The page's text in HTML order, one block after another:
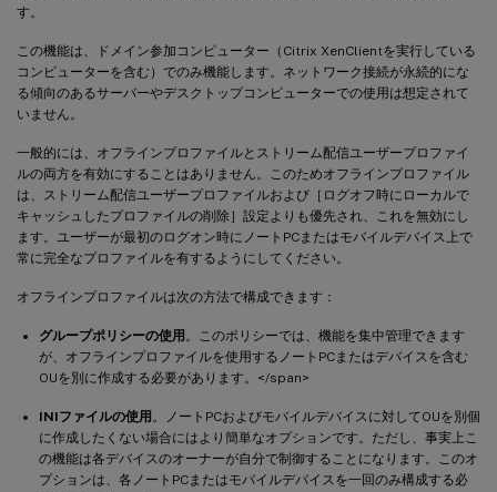
す。
この機能は、ドメイン参加コンピューター（Citrix XenClientを実行している
コンピューターを含む）でのみ機能します。ネットワーク接続が永続的にな
る傾向のあるサーバーやデスクトップコンピューターでの使用は想定されて
いません。
一般的には、オフラインプロファイルとストリーム配信ユーザープロファイ
ルの両方を有効にすることはありません。このためオフラインプロファイル
は、ストリーム配信ユーザープロファイルおよび［ログオフ時にローカルで
キャッシュしたプロファイルの削除］設定よりも優先され、これを無効にし
ます。ユーザーが最初のログオン時にノートPCまたはモバイルデバイス上で
常に完全なプロファイルを有するようにしてください。
オフラインプロファイルは次の方法で構成できます：
グループポリシーの使用 。このポリシーでは、機能を集中管理できます
が、オフラインプロファイルを使用するノートPCまたはデバイスを含む
OUを別に作成する必要があります。</span>
INIファイルの使用 。ノートPCおよびモバイルデバイスに対してOUを別個
に作成したくない場合にはより簡単なオプションです。ただし、事実上こ
の機能は各デバイスのオーナーが自分で制御することになります。このオ
プションは、各ノートPCまたはモバイルデバイスを一回のみ構成する必